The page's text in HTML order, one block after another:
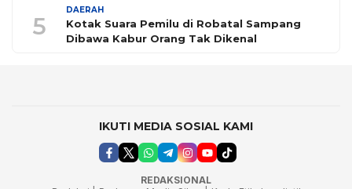
5
DAERAH
Kotak Suara Pemilu di Robatal Sampang
Dibawa Kabur Orang Tak Dikenal
IKUTI MEDIA SOSIAL KAMI
REDAKSIONAL